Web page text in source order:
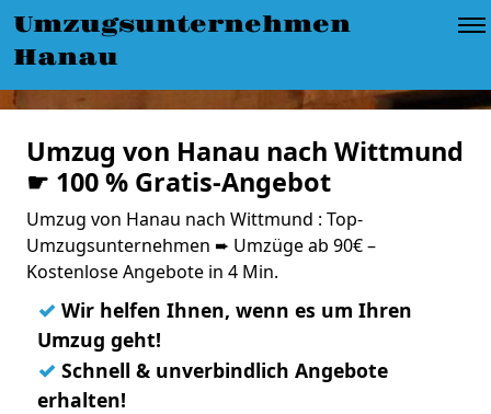
Umzugsunternehmen
Hanau
Umzug von Hanau nach Wittmund
☛ 100 % Gratis-Angebot
Umzug von Hanau nach Wittmund : Top-
Umzugsunternehmen ➨ Umzüge ab 90€ –
Kostenlose Angebote in 4 Min.
✓ Wir helfen Ihnen, wenn es um Ihren
Umzug geht!
✓ Schnell & unverbindlich Angebote
erhalten!